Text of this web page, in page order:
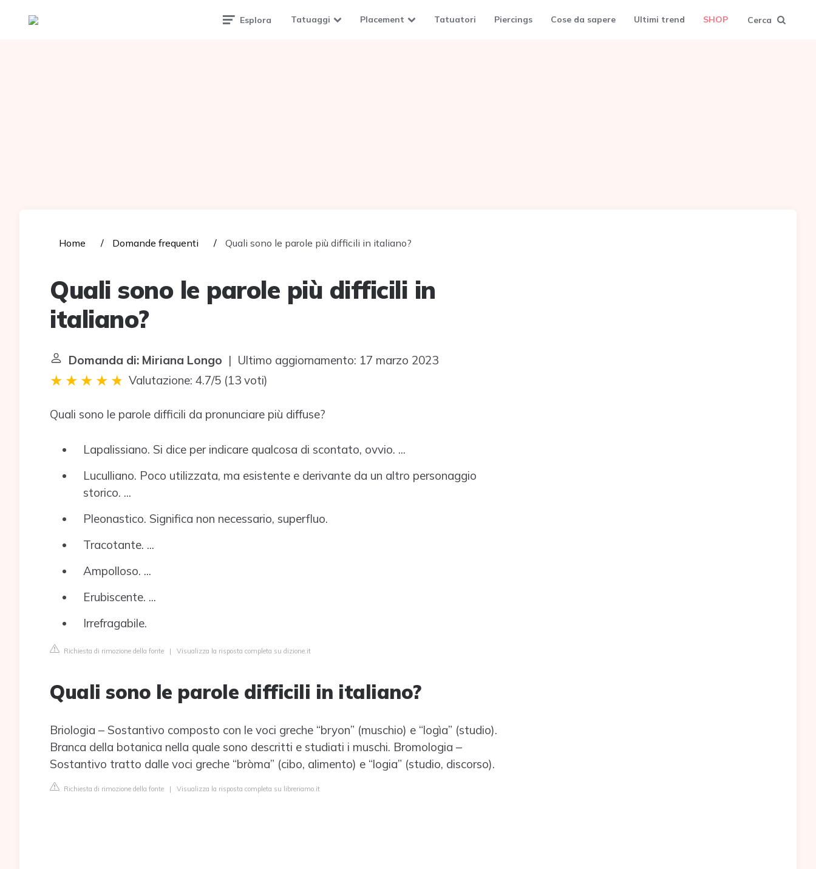
Tattoomuse.it Esplora Tatuaggi Placement Tatuatori Piercings Cose da sapere Ultimi trend SHOP Cerca
Home Domande frequenti Quali sono le parole più difficili in italiano?
Quali sono le parole più difficili in
italiano?
Domanda di: Miriana Longo | Ultimo aggiornamento: 17 marzo 2023
Valutazione: 4.7/5 (13 voti)
Quali sono le parole difficili da pronunciare più diffuse?
Lapalissiano. Si dice per indicare qualcosa di scontato, ovvio. ...
Luculliano. Poco utilizzata, ma esistente e derivante da un altro personaggio
storico. ...
Pleonastico. Significa non necessario, superfluo.
Tracotante. ...
Ampolloso. ...
Erubiscente. ...
Irrefragabile.
Richiesta di rimozione della fonte | Visualizza la risposta completa su dizione.it
Quali sono le parole difficili in italiano?
Briologia – Sostantivo composto con le voci greche “bryon” (muschio) e “logìa” (studio).
Branca della botanica nella quale sono descritti e studiati i muschi. Bromologia –
Sostantivo tratto dalle voci greche “bròma” (cibo, alimento) e “logia” (studio, discorso).
Richiesta di rimozione della fonte | Visualizza la risposta completa su libreriamo.it